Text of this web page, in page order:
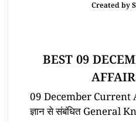
Created by
BEST 09
09 December Current
ज्ञान से संबंधित General